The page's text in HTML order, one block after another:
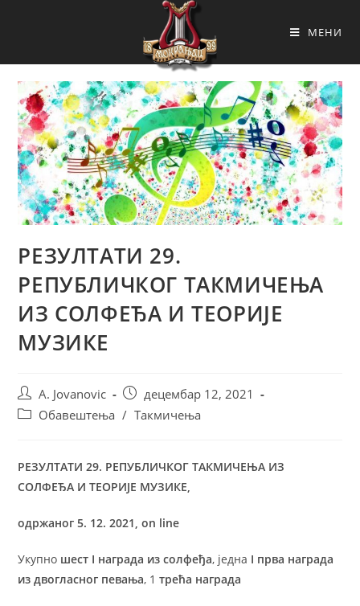
МЕНИ
РЕЗУЛТАТИ 29.
РЕПУБЛИЧКОГ ТАКМИЧЕЊА
ИЗ СОЛФЕЂА И ТЕОРИЈЕ
МУЗИКЕ
A. Jovanovic
децембар 12, 2021
Обавештења / Такмичења
РЕЗУЛТАТИ 29. РЕПУБЛИЧКОГ ТАКМИЧЕЊА ИЗ
СОЛФЕЂА И ТЕОРИЈЕ МУЗИКЕ,
одржаног 5. 12. 2021,on line
Укупно шест I награда из солфеђа, једна I прва награда
из двогласног певања, 1трећа награда